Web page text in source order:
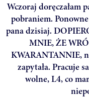
Wczoraj doręczałam
pobraniem.
pana dzisiaj.
MNIE, ŻE
KWARANTANNIE,
zapytała. Pracuje
wolne, L4, co